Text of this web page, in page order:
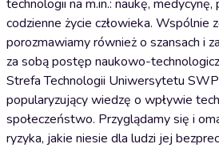
technologii na m.in.: naukę, medycynę,
codzienne życie człowieka. Wspólnie
porozmawiamy również o szansach i
za sobą postęp naukowo-
Strefa Technologii Uniwersytetu
popularyzujący wiedzę o wpływie
społeczeństwo. Przyglądamy się i
ryzyka, jakie niesie dla ludzi jej